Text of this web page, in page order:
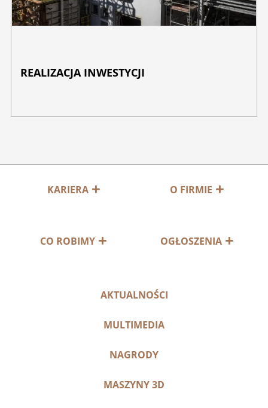
REALIZACJA INWESTYCJI
KARIERA O FIRMIE
CO ROBIMY OGŁOSZENIA
AKTUALNOŚCI
MULTIMEDIA
NAGRODY
MASZYNY 3D